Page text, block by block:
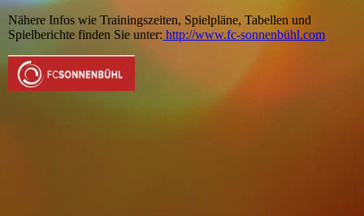
Nähere Infos wie Trainingszeiten, Spielpläne, Tabellen und
Spielberichte finden Sie unter: http://www.fc-sonnenbühl.com